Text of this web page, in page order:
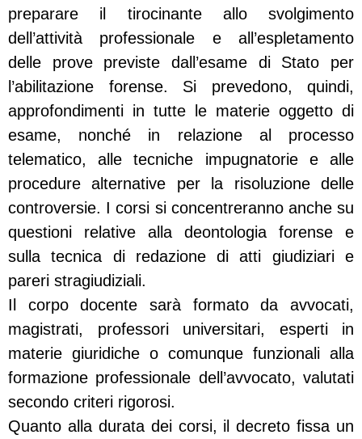
preparare il tirocinante allo svolgimento
dell’attività professionale e all’espletamento
delle prove previste dall’esame di Stato per
l’abilitazione forense. Si prevedono, quindi,
approfondimenti in tutte le materie oggetto di
esame, nonché in relazione al processo
telematico, alle tecniche impugnatorie e alle
procedure alternative per la risoluzione delle
controversie. I corsi si concentreranno anche su
questioni relative alla deontologia forense e
sulla tecnica di redazione di atti giudiziari e
pareri stragiudiziali.
Il corpo docente sarà formato da avvocati,
magistrati, professori universitari, esperti in
materie giuridiche o comunque funzionali alla
formazione professionale dell’avvocato, valutati
secondo criteri rigorosi.
Quanto alla durata dei corsi, il decreto fissa un